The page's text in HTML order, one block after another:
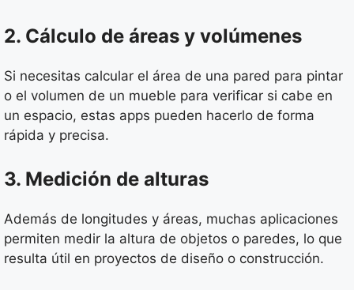
2. Cálculo de áreas y volúmenes
Si necesitas calcular el área de una pared para pintar
o el volumen de un mueble para verificar si cabe en
un espacio, estas apps pueden hacerlo de forma
rápida y precisa.
3. Medición de alturas
Además de longitudes y áreas, muchas aplicaciones
permiten medir la altura de objetos o paredes, lo que
resulta útil en proyectos de diseño o construcción.